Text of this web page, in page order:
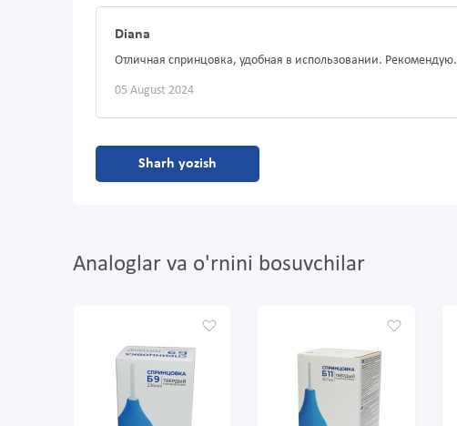
Diana
Отличная спринцовка, удобная в использовании. Рекомендую.
05 August 2024
Sharh yozish
Analoglar va o'rnini bosuvchilar